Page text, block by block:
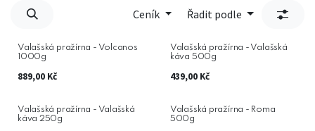
Ceník
Řadit podle
Valašská pražírna - Volcanos
1000g
889,00 Kč
Valašská pražírna - Valašská
káva 500g
439,00Kč
Valašská pražírna - Valašská
káva 250g
Valašská pražírna - Roma
500g